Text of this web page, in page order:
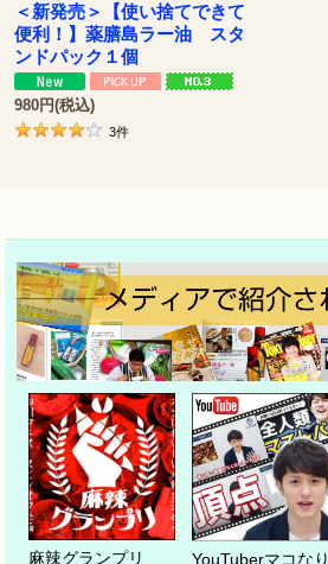
＜新発売＞【使い捨てできて
便利！】薬膳島ラー油 スタ
ンドパック１個
980円(税込)
3件
麻辣グランプリ
YouTuberマコなり